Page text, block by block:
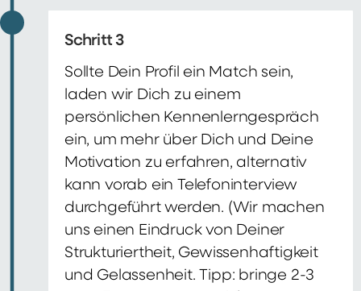
Schritt 3
Sollte Dein Profil ein Match sein,
laden wir Dich zu einem
persönlichen Kennenlerngespräch
ein, um mehr über Dich und Deine
Motivation zu erfahren, alternativ
kann vorab ein Telefoninterview
durchgeführt werden. (Wir machen
uns einen Eindruck von Deiner
Strukturiertheit, Gewissenhaftigkeit
und Gelassenheit. Tipp: bringe 2-3